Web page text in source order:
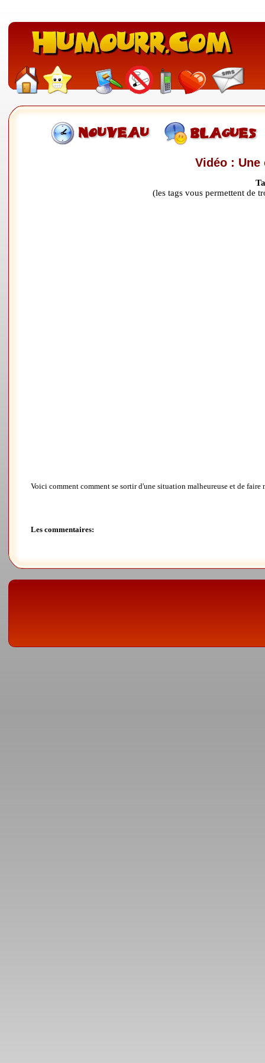
Vidéo :
(les tags vous permettent de
Voici comment comment se sortir d'une situation malheureuse et de
Les commentaires: